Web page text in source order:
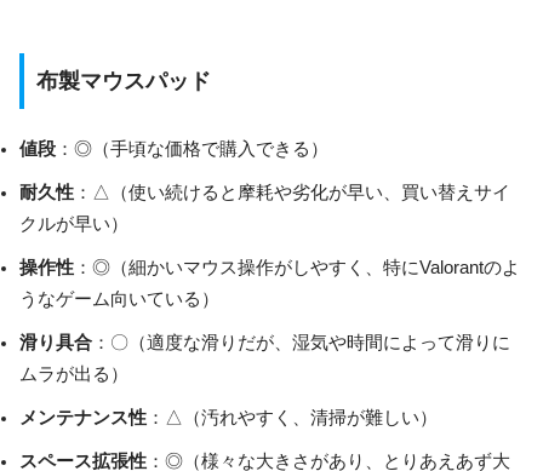
布製マウスパッド
値段 ：◎（手頃な価格で購入できる）
耐久性 ：△（使い続けると摩耗や劣化が早い、買い替えサイ
クルが早い）
操作性 ：◎（細かいマウス操作がしやすく、特にValorantのよ
うなゲーム向いている）
滑り具合 ：〇（適度な滑りだが、湿気や時間によって滑りに
ムラが出る）
メンテナンス性 ：△（汚れやすく、清掃が難しい）
スペース拡張性 ：◎（様々な大きさがあり、とりあえあず大